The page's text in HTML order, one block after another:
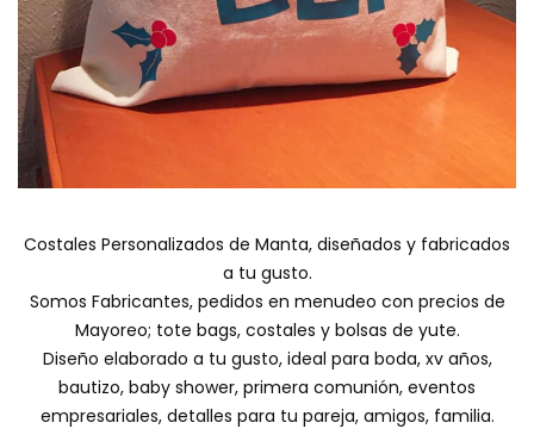
Costales Personalizados de Manta, diseñados y fabricados
a tu gusto.
Somos Fabricantes, pedidos en menudeo con precios de
Mayoreo; tote bags, costales y bolsas de yute.
Diseño elaborado a tu gusto, ideal para boda, xv años,
bautizo, baby shower, primera comunión, eventos
empresariales, detalles para tu pareja, amigos, familia.